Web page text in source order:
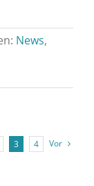
News,
3 4 Vor